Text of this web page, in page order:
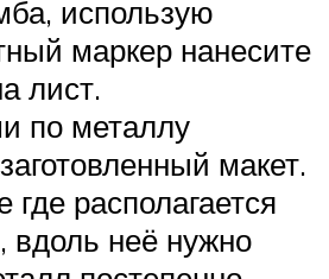
использую
маркер нанесите
лист.
по металлу
макет.
располагается
вдоль неё нужно